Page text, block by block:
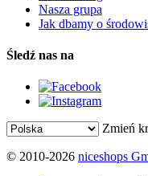
Nasza grupa
Jak dbamy o
Śledź nas na
Zmień
© 2010-2026 niceshops